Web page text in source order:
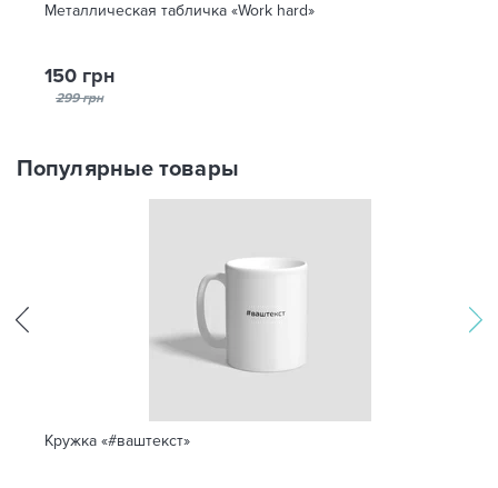
Металлическая табличка «Work hard»
150 грн
299 грн
Популярные товары
Кружка «#ваштекст»